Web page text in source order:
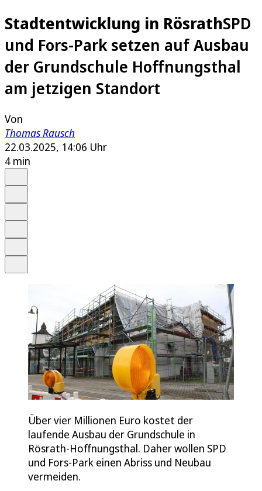
Stadtentwicklung in RösrathSPD
und Fors-Park setzen auf Ausbau
der Grundschule Hoffnungsthal
am jetzigen Standort
Von
Thomas Rausch
22.03.2025, 14:06 Uhr
4 min
Über vier Millionen Euro kostet der
laufende Ausbau der Grundschule in
Rösrath-Hoffnungsthal. Daher wollen SPD
und Fors-Park einen Abriss und Neubau
vermeiden.